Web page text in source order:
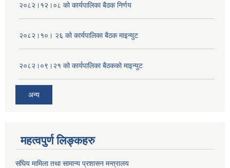
२०८२।१२।०८ को कार्यपालिका बैठक निर्णय
२०८२।१०। २६ को कार्यपालिका बैठक माइन्युट
२०८२।०९।२१ को कार्यपालिका बैठकको माइन्युट
अन्य
महत्वपुर्ण लिङ्कहरु
संघिय मामिला तथा सामान्य प्रशासन मन्त्रालय